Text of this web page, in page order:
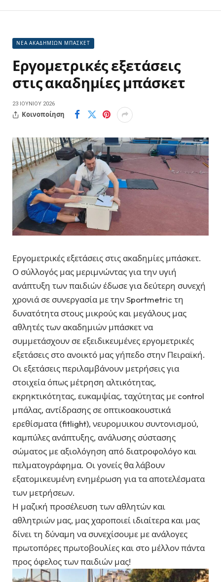
ΝΕΑ ΑΚΑΔΗΜΙΩΝ ΜΠΑΣΚΕΤ
Εργομετρικές εξετάσεις
στις ακαδημίες μπάσκετ
23 ΙΟΥΝΊΟΥ 2026
Κοινοποίηση
Εργομετρικές εξετάσεις στις ακαδημίες μπάσκετ.
Ο σύλλογός μας μεριμνώντας για την υγιή
ανάπτυξη των παιδιών έδωσε για δεύτερη συνεχή
χρονιά σε συνεργασία με την Sportmetric τη
δυνατότητα στους μικρούς και μεγάλους μας
αθλητές των ακαδημιών μπάσκετ να
συμμετάσχουν σε εξειδικευμένες εργομετρικές
εξετάσεις στο ανοικτό μας γήπεδο στην Πειραϊκή.
Οι εξετάσεις περιλαμβάνουν μετρήσεις για
στοιχεία όπως μέτρηση αλτικότητας,
εκρηκτικότητας, ευκαμψίας, ταχύτητας με control
μπάλας, αντίδρασης σε οπτικοακουστικά
ερεθίσματα (fitlight), νευρομυικου συντονισμού,
καμπύλες ανάπτυξης, ανάλυσης σύστασης
σώματος με αξιολόγηση από διατροφολόγο και
πελματογράφημα. Οι γονείς θα λάβουν
εξατομικευμένη ενημέρωση για τα αποτελέσματα
των μετρήσεων.
Η μαζική προσέλευση των αθλητών και
αθλητριών μας, μας χαροποιεί ιδιαίτερα και μας
δίνει τη δύναμη να συνεχίσουμε με ανάλογες
πρωτοπόρες πρωτοβουλίες και στο μέλλον πάντα
προς όφελος των παιδιών μας!